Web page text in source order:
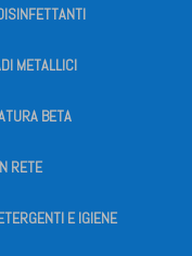
METALLICI
BETA
RETE
E IGIENE